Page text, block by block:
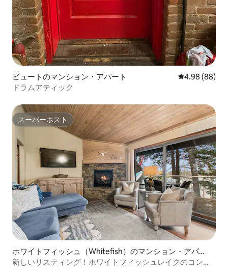
ビュートのマンション・アパート レビュー88件
4.98 (88)
ドラムアティック
スーパーホスト
スーパーホスト
ホワイトフィッシュ（Whitefish）のマンション・アパー
ト
新しいリスティング！ホワイトフィッシュレイクのコンド